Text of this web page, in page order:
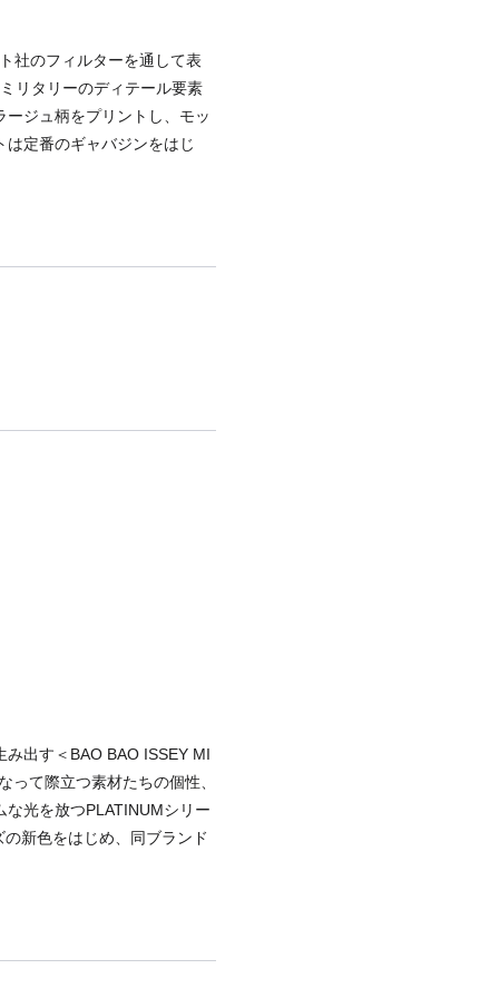
社のフィルターを通して表
リタリーのディテール要素
ジュ柄をプリントし、モッ
定番のギャバジンをはじ
出す＜BAO BAO ISSEY MI
て際立つ素材たちの個性、
光を放つPLATINUMシリー
新色をはじめ、同ブランド